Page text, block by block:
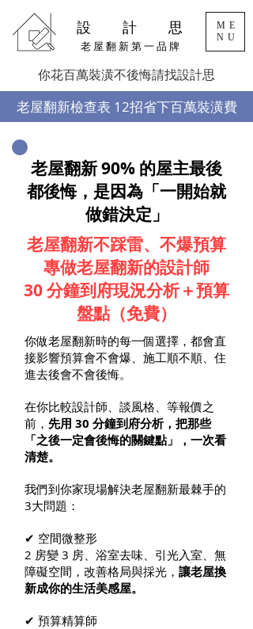
ME
NU
設 計 思
老 屋 翻 新 第 一 品 牌
你花百萬裝潢不後悔請找設計思
​老屋翻新檢查表 12招省下百萬裝潢費
老屋翻新 90% 的屋主最後
都後悔，是因為「一開始就
做錯決定」
老屋翻新不踩雷、不爆預算
專做老屋翻新的設計師
30 分鐘到府現況分析＋預算
盤點（免費）
你做老屋翻新時的每一個選擇，都會直
接影響預算會不會爆、施工順不順、住
進去後會不會後悔。
在你比較設計師、談風格、等報價之
前， 先用 30 分鐘到府分析，把那些
「之後一定會後悔的關鍵點」，一次看
清楚。
我們到你家現場解決老屋翻新最棘手的
3大問題：
✔ 空間微整形
2 房變 3 房、浴室去味、引光入室、無
障礙空間，改善格局與採光， 讓老屋換
新成你的生活美感屋。
✔ 預算精算師